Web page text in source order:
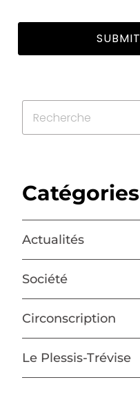
Catégories
Actualités
Société
Circonscription
Le Plessis-Trévise